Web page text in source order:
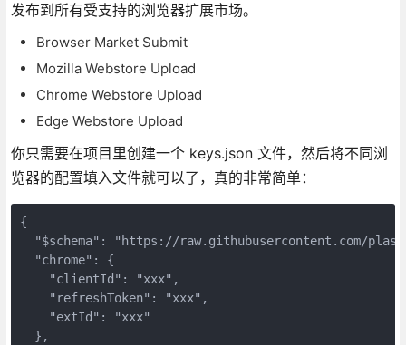
发布到所有受支持的浏览器扩展市场。
Browser Market Submit
Mozilla Webstore Upload
Chrome Webstore Upload
Edge Webstore Upload
你只需要在项目里创建一个 keys.json 文件，然后将不同浏
览器的配置填入文件就可以了，真的非常简单：
{
"$schema": "https://raw.githubusercontent.com/
  "chrome": {
    "clientId": "xxx",
    "refreshToken": "xxx",
    "extId": "xxx"
  },